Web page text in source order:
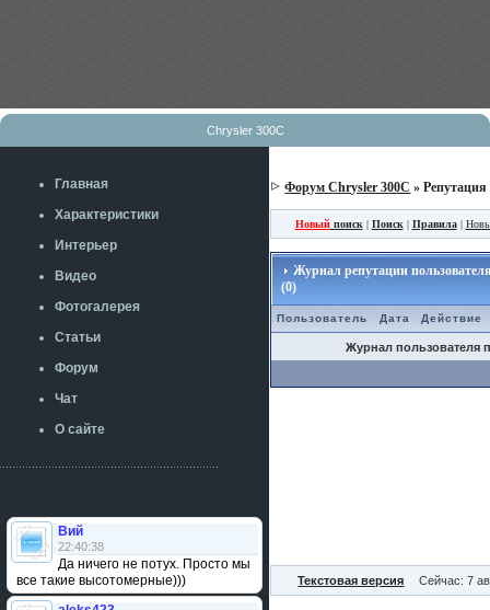
Chrysler 300C
Главная
Характеристики
Интерьер
Видео
Фотогалерея
Статьи
Форум
Чат
О сайте
Вий
22:40:38
Да ничего не потух. Просто мы
все такие высотомерные)))
Форум Chrysler 300C » Репутация
Новыйпоиск| Поиск| Правила|
Журнал репутации
(0)
Пользователь Дата Действие
Журнал пользователя
Текстовая версия Сейчас: 7